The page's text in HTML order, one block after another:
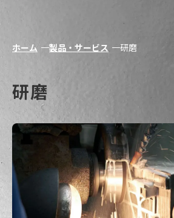
ホーム 製品・サービス 研磨
研磨